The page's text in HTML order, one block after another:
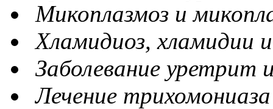
Микоплазмоз и
Хламидиоз, хламидии
Заболевание уретрит
Лечение